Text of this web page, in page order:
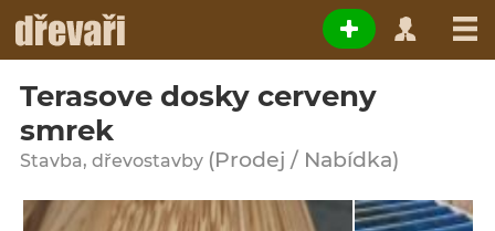
Terasove dosky cerveny
smrek
Stavba, dřevostavby (Prodej / Nabídka)